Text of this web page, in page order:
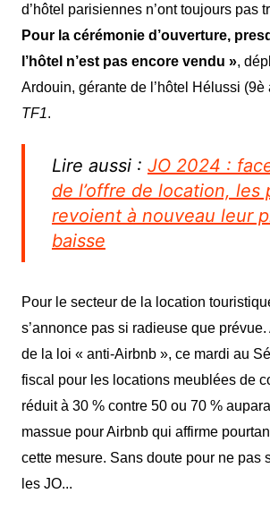
d’hôtel parisiennes n’ont toujours pas
Pour la cérémonie d’ouverture,
l’hôtel n’est pas encore vendu »,
Ardouin, gérante de l’hôtel Hélussi (9è
TF1.
Lire aussi : JO 2024 :
de l’offre de location, les
revoient à nouveau leur
baisse
Pour le secteurde la location
s’annonce pas si radieuse que prévue.
de la loi « anti-Airbnb », ce mardi au
fiscal pour les locations meublées de
réduit à 30 % contre 50 ou 70 %
massue pour Airbnb qui affirme
cette mesure. Sans doute pour ne pas
les JO...